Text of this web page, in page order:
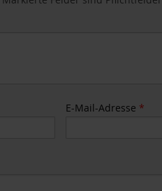
E-Mail-Adresse *